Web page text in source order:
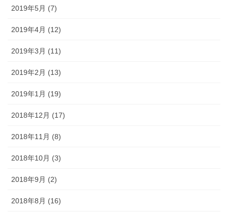
2019年5月 (7)
2019年4月 (12)
2019年3月 (11)
2019年2月 (13)
2019年1月 (19)
2018年12月 (17)
2018年11月 (8)
2018年10月 (3)
2018年9月 (2)
2018年8月 (16)